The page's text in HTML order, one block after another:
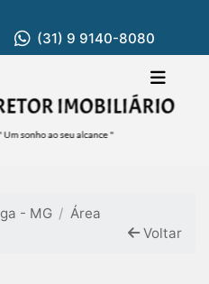
(31) 9 9140-8080
- MG
Área
Voltar